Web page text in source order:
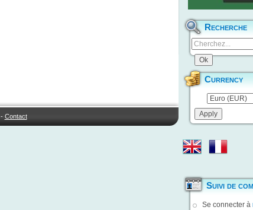
- Contact
Recherche
Currency
Suivi de
Se connecter à